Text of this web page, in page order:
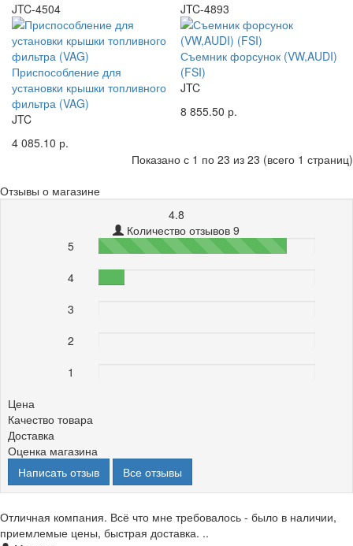
JTC-4504
Приспособление для
установки крышки топливного
фильтра (VAG)
JTC
4 085.10 р.
JTC-4893
Съемник форсунок (VW,AUDI)
(FSI)
JTC
8 855.50 р.
Показано с 1 по 23 из 23 (всего 1 страниц)
Отзывы о магазине
4.8
Количество отзывов 9
5
87%
4
3
2
1
Цена
Качество товара
Доставка
Оценка магазина
Написать отзыв
Все отзывы
Отличная компания. Всё что мне требовалось - было в наличии,
приемлемые цены, быстрая доставка. ..